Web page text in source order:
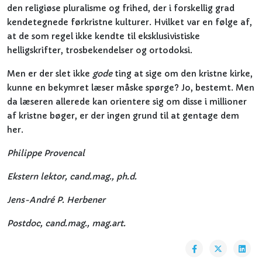
den religiøse pluralisme og frihed, der i forskellig grad
kendetegnede førkristne kulturer. Hvilket var en følge af,
at de som regel ikke kendte til eksklusivistiske
helligskrifter, trosbekendelser og ortodoksi.
Men er der slet ikke godeting at sige om den kristne kirke,
kunne en bekymret læser måske spørge? Jo, bestemt. Men
da læseren allerede kan orientere sig om disse i millioner
af kristne bøger, er der ingen grund til at gentage dem
her.
Philippe Provencal
Ekstern lektor, cand.mag., ph.d.
Jens-André P. Herbener
Postdoc, cand.mag., mag.art.